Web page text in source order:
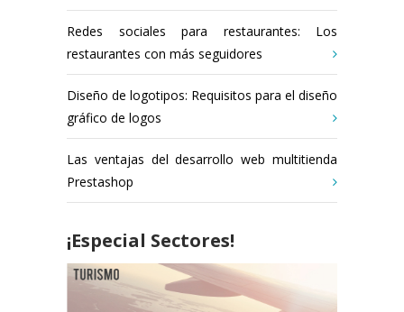
Redes sociales para restaurantes: Los
restaurantes con más seguidores
Diseño de logotipos: Requisitos para el diseño
gráfico de logos
Las ventajas del desarrollo web multitienda
Prestashop
¡Especial Sectores!